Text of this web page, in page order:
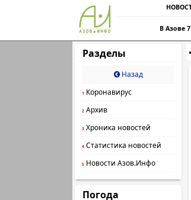
В Азове 7
Разделы
Назад
1 Коронавирус
2 Архив
3 Хроника новостей
4 Статистика новостей
5 Новости Азов.Инфо
Погода
•